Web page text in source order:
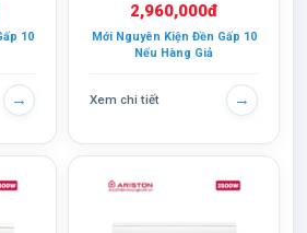
10
→
2,960,000đ
Mới Nguyên Kiện Đền Gấp 10
Nếu Hàng Giả
Xem chi tiết →